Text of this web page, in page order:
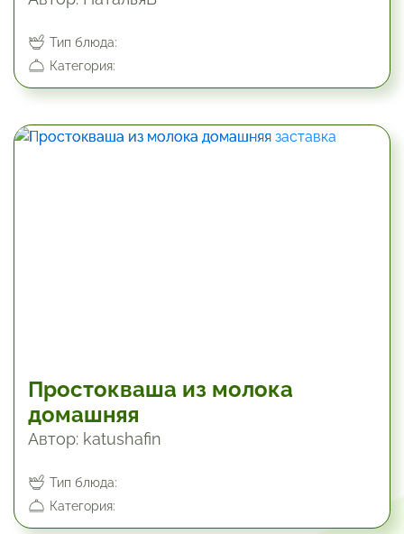
Тип блюда:
Категория:
Простокваша из молока
домашняя
Автор: katushafin
Тип блюда:
Категория: